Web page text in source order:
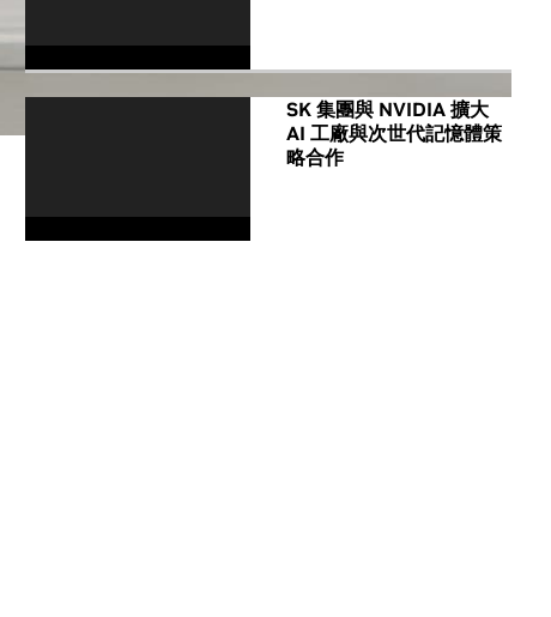
SK 集團與 NVIDIA 擴大
AI 工廠與次世代記憶體策
略合作